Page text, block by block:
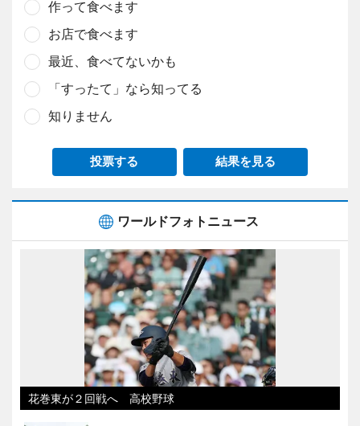
作って食べます
お店で食べます
最近、食べてないかも
「すったて」なら知ってる
知りません
投票する 結果を見る
ワールドフォトニュース
花巻東が２回戦へ 高校野球